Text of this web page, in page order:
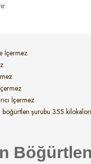
İçermez
İçermez
şurubu 355